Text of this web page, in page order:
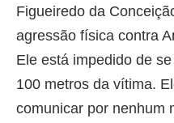
Figueiredo da
agressão física contra
Ele está impedido de
100 metros da vítima.
comunicar por nenhum